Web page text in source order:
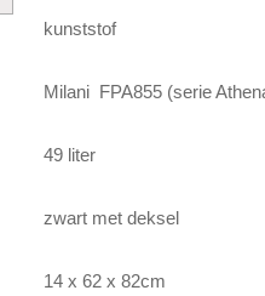
kunststof
Milani FPA855 (serie
49 liter
zwart met deksel
14 x 62 x 82cm